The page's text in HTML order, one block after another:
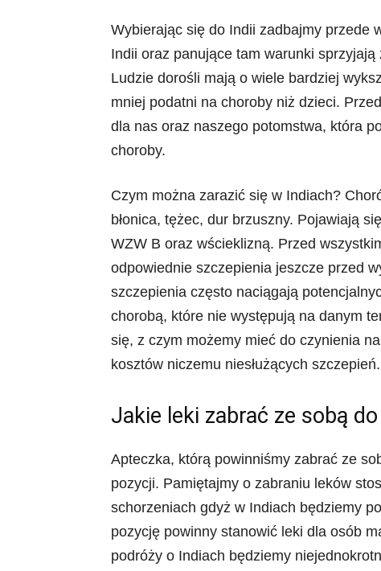
Wybierając się do Indii zadbajmy przede
Indii oraz panujące tam warunki
Ludzie dorośli mają o wiele bardziej
mniej podatni na choroby niż dzieci.
dla nas oraz naszego potomstwa, która
choroby.
Czym można zarazić się w Indiach?
błonica, tężec, dur brzuszny. Pojawiają
WZW B oraz wścieklizną. Przed
odpowiednie szczepienia jeszcze przed
szczepienia często naciągają
chorobą, które nie występują na danym
się, z czym możemy mieć do czynienia
kosztów niczemu niesłużących szczepień.
Jakie leki zabrać ze sobą
Apteczka, którą powinniśmy zabrać ze
pozycji. Pamiętajmy o zabraniu leków
schorzeniach gdyż w Indiach będziemy
pozycję powinny stanowić leki dla osób
podróży o Indiach będziemy